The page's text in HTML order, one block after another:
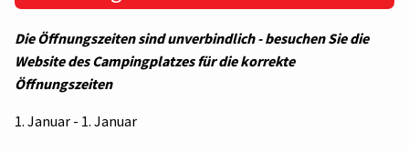
Die Öffnungszeiten sind unverbindlich - besuchen Sie die
Website des Campingplatzes für die korrekte
Öffnungszeiten
1. Januar - 1. Januar